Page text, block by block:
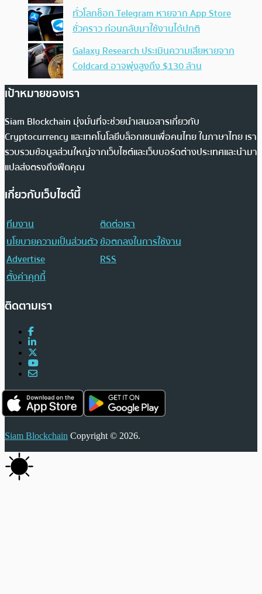
ทั่วโลกช็อก Telegram หายจาก App Store
ชั่วคราว ก่อนกลับมาใช้งานได้ปกติ
Galaxy Research ประเมินความเสียหายจาก
Coldcard อาจพุ่งสูงถึง $130 ล้าน
เป้าหมายของเรา
Siam Blockchain มุ่งมั่นที่จะช่วยนำเสนอสารเกี่ยวกับ
Cryptocurrency และเทคโนโลยีบล็อกเชนเพื่อคนไทย ในภาษาไทย เรา
รวบรวมข้อมูลส่วนใหญ่จากเว็บไซต์และเว็บบอร์ดต่างประเทศและนำมา
แปลส่งตรงถึงฟีดคุณ
เกี่ยวกับเว็บไซต์นี้
ทีมงาน
ติดต่อเรา
นโยบายความเป็นส่วนตัวข้อตกลงในการใช้งาน
Advertise
RSS
ตั้งค่าคุกกี้
ติดตามเรา
Siam Blockchain Copyright © 2026.